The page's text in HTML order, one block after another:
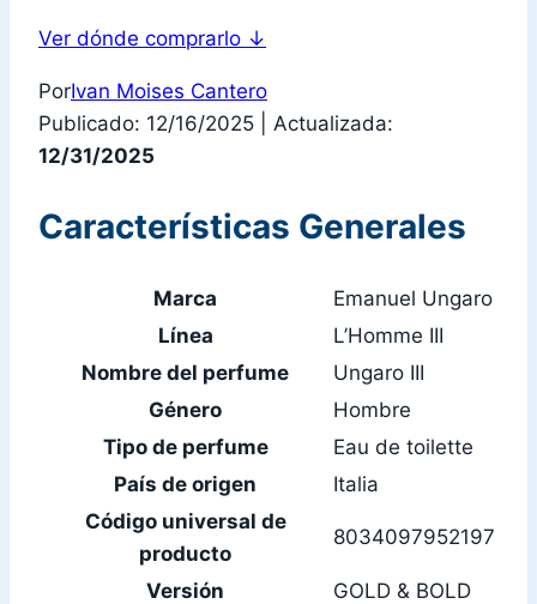
Ver dónde comprarlo ↓
PorIvan Moises Cantero
Publicado: 12/16/2025
Actualizada:
12/31/2025
Características Generales
Marca
Emanuel Ungaro
Línea
L’Homme III
Nombre del perfume
Ungaro III
Género
Hombre
Tipo de perfume
Eau de toilette
País de origen
Italia
Código universal de
producto
8034097952197
Versión GOLD & BOLD